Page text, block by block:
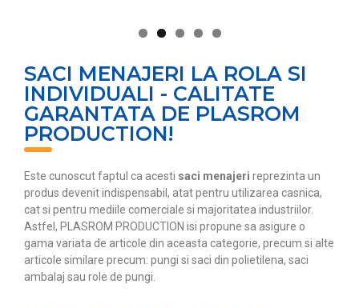
SACI MENAJERI LA ROLA SI
INDIVIDUALI - CALITATE
GARANTATA DE PLASROM
PRODUCTION!
Este cunoscut faptul ca acesti saci menajeri reprezinta un
produs devenit indispensabil, atat pentru utilizarea casnica,
cat si pentru mediile comerciale si majoritatea industriilor.
Astfel, PLASROM PRODUCTION isi propune sa asigure o
gama variata de articole din aceasta categorie, precum si alte
articole similare precum: pungi si saci din polietilena, saci
ambalaj sau role de pungi.